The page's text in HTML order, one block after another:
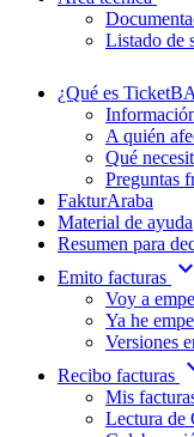
Listado de
¿Qué es
A quién
Qué
Preguntas
FakturAraba
Material de ayuda
Resumen para
Emito facturas expand_more
Voy a
Ya he
Versiones
Recibo facturas
Mis
Lectura de